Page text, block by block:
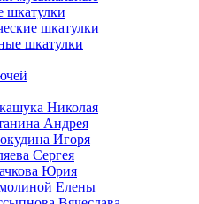
шкатулки
шкатулки
шкатулки
Николая
Андрея
Игоря
Сергея
Юрия
Елены